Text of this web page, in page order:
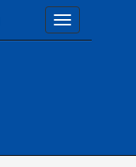
Toggle